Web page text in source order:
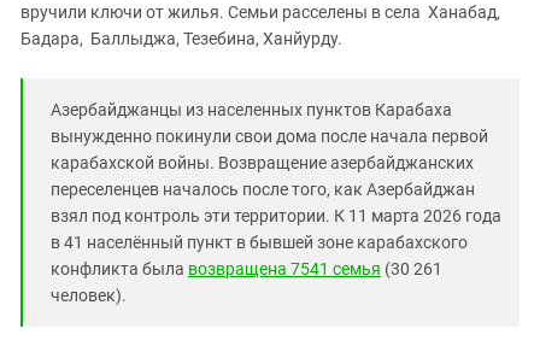
ЮФО
вручили ключи от жилья. Семьи расселены в села Ханабад,
Бадара, Баллыджа, Тезебина, Ханйурду.
Азербайджанцы из населенных пунктов Карабаха
вынужденно покинули свои дома после начала первой
карабахской войны. Возвращение азербайджанских
переселенцев началось после того, как Азербайджан
взял под контроль эти территории. К 11 марта 2026 года
в 41 населённый пункт в бывшей зоне карабахского
конфликта была возвращена 7541 семья (30 261
человек).